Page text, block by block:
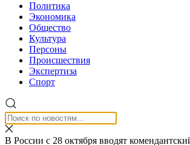
Политика
Экономика
Общество
Культура
Персоны
Происшествия
Экспертиза
Спорт
В России с 28 октября вводят